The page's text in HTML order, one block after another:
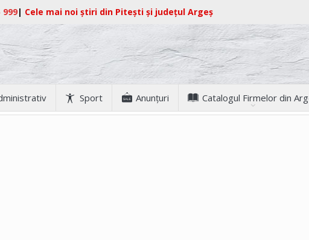
999| Cele mai noi știri din Pitești și județul Argeș
Sport Anunţuri Catalogul Firmelor din